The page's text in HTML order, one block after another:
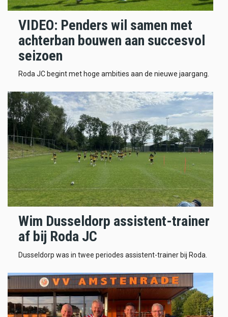
VIDEO: Penders wil samen met
achterban bouwen aan succesvol
seizoen
Roda JC begint met hoge ambities aan de nieuwe jaargang.
Wim Dusseldorp assistent-trainer
af bij Roda JC
Dusseldorp was in twee periodes assistent-trainer bij Roda.